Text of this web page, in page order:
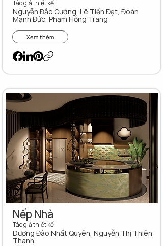
Tác giả thiết kế
Nguyễn Đắc Cường, Lê Tiến Đạt, Đoàn
Mạnh Đức, Phạm Hồng Trang
Xem thêm
Nếp Nhà
Tác giả thiết kế
Dương Đào Nhất Quyên, Nguyễn Thị Thiên
Thanh